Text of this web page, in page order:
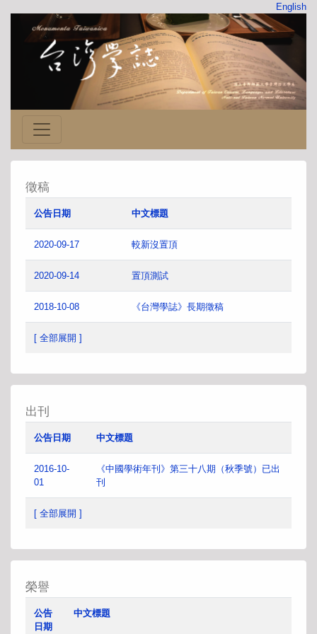
English
徵稿
公告日期 中文標題
2020-09-17 較新沒置頂
2020-09-14 置頂測試
2018-10-08 《台灣學誌》長期徵稿
[ 全部展開 ]
出刊
公告日期 中文標題
2016-10-
01
《中國學術年刊》第三十八期（秋季號）已出
刊
[ 全部展開 ]
榮譽
公告
日期
中文標題